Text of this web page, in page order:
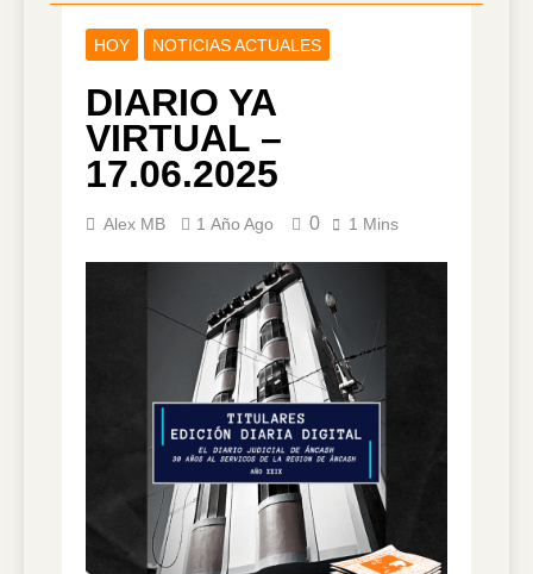
05.08.2026
DIARIO YA VIRTUAL
04.08.2026
5 Días Ago
DIARIO YA VIRTUAL
6 Días Ago
02.08.2026
7 Días Ago
DIARIO YA VIRTUAL
01.08.2026
1 Semana Ago
DIARIO YA VIRTUAL
31.07.2026
1 Semana Ago
DIARIO YA VIRTUAL
30.07.2026
1 Semana Ago
HOY NOTICIAS ACTUALES
DIARIO YA
VIRTUAL –
17.06.2025
Alex MB 1 Año Ago 0 1 Mins